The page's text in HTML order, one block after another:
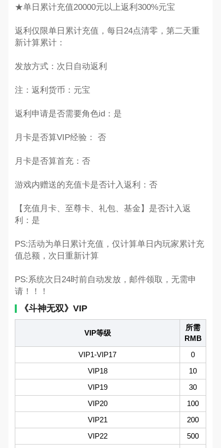
★单日累计充值20000元以上返利300%元宝
返利仅限单日累计充值，每日24点清零，第二天重
新计算累计：
发放方式：次日自动返利
注：返利货币：元宝
返利申请是否需要角色id：是
月卡是否算VIP经验： 否
月卡是否算首充：否
游戏内赠送的充值卡是否计入返利：否
【充值月卡、至尊卡、礼包、基金】是否计入返
利：是
PS:活动为单日累计充值，仅计算单日内玩家累计充
值总额，次日重新计算
PS:系统次日24时前自动发放，邮件领取，无需申
请！！！
《斗神无双》VIP
VIP等级
所需
RMB
VIP1-VIP17
0
VIP18
10
VIP19
30
VIP20
100
VIP21
200
VIP22
500